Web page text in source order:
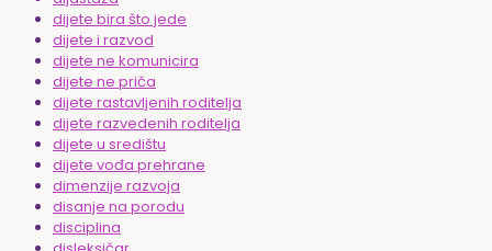
dijete bira što jede
dijete i razvod
dijete ne komunicira
dijete ne priča
dijete rastavljenih roditelja
dijete razvedenih roditelja
dijete u središtu
dijete vođa prehrane
dimenzije razvoja
disanje na porodu
disciplina